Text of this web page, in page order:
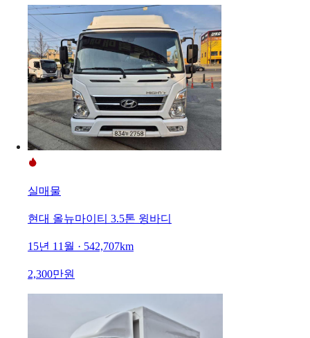
실매물
현대 올뉴마이티 3.5톤 윙바디
15년 11월 · 542,707km
2,300만원